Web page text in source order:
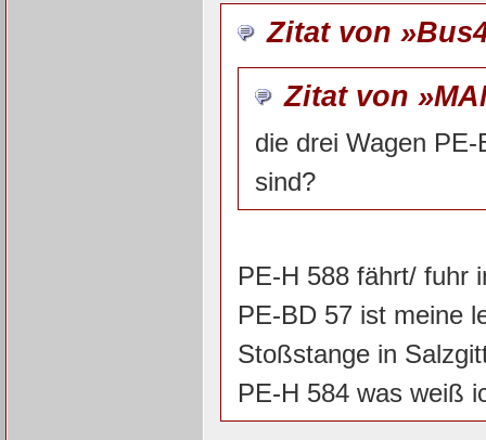
Zitat von
Zitat von
die drei Wagen
sind?
PE-H 588 fährt/ fuhr
PE-BD 57 ist meine
Stoßstange in
PE-H 584 was weiß